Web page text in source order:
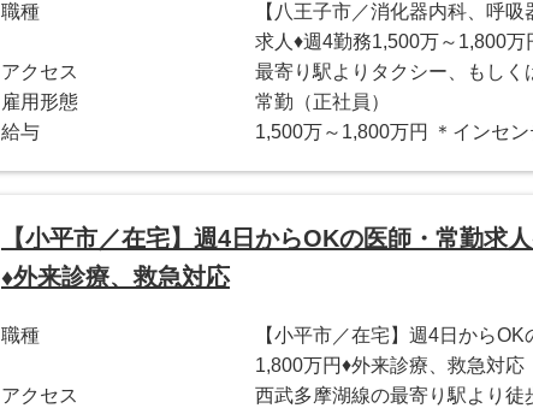
職種
【八王子市／消化器内科、呼
求人♦週4勤務1,500万～1,800万
アクセス
最寄り駅よりタクシー、もしく
雇用形態
常勤（正社員）
給与
1,500万～1,800万円 ＊インセン
【小平市／在宅】週4日からOKの医師・常勤求
♦外来診療、救急対応
職種
【小平市／在宅】週4日から
1,800万円♦外来診療、救急対応
アクセス
西武多摩湖線の最寄り駅より